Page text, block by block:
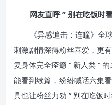
网友直呼 ” 别在吃饭时
《异感追击：连瞳》全
刺激剧情深得粉丝喜爱，更
复身体完全痊癒 ” 新人类 ”
能看到续篇，纷纷喊话六集
具也让粉丝力劝 ” 别在吃饭